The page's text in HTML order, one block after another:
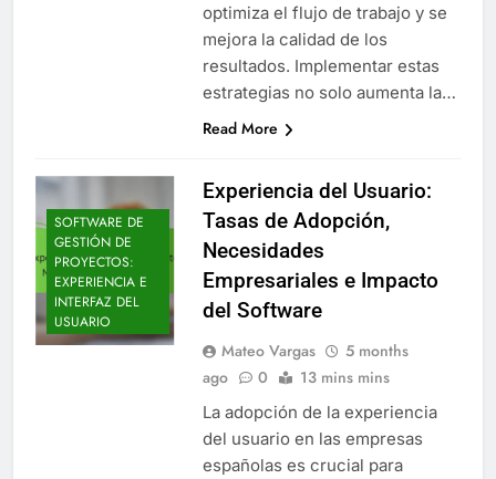
optimiza el flujo de trabajo y se
mejora la calidad de los
resultados. Implementar estas
estrategias no solo aumenta la…
Read More
SOFTWARE DE
GESTIÓN DE
PROYECTOS:
EXPERIENCIA E
INTERFAZ DEL
USUARIO
Experiencia del Usuario:
Tasas de Adopción,
Necesidades
Empresariales e Impacto
del Software
Mateo Vargas
5 months
ago
0 13 mins mins
La adopción de la experiencia
del usuario en las empresas
españolas es crucial para